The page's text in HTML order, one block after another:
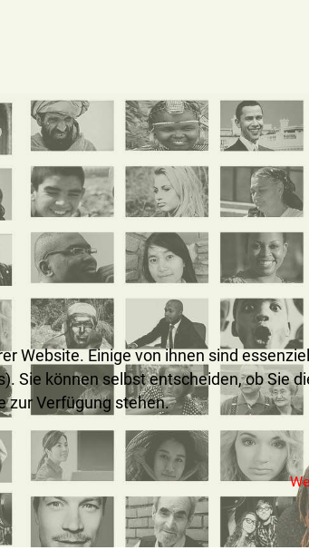
Website. Einige von ihnen sind
Sie können selbst entscheiden, ob Sie
zur Verfügung stehen.